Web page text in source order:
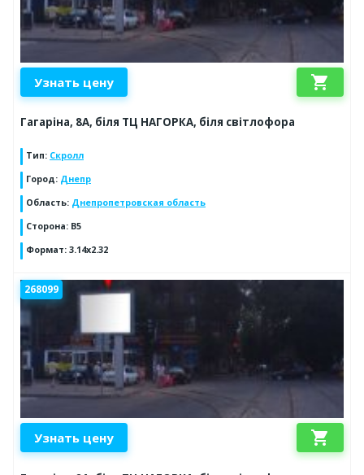
Узнать цену shopping_cart
Гагаріна, 8А, біля ТЦ НАГОРКА, біля світлофора
Тип: Скролл
Город: Днепр
Область: Днепропетровская область
Сторона: В5
Формат: 3.14х2.32
268099
Узнать цену shopping_cart